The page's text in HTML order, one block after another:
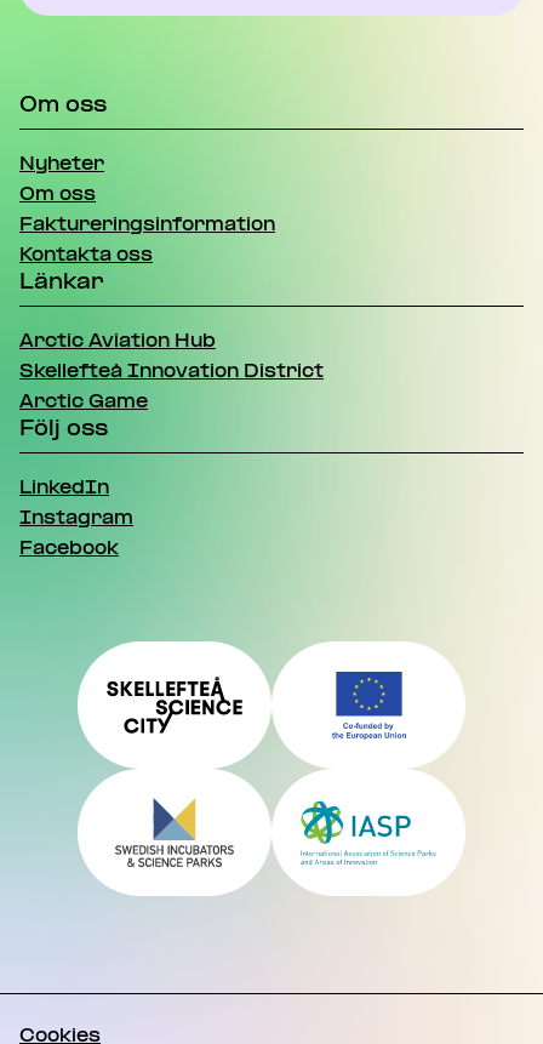
Om oss
Nyheter
Om oss
Faktureringsinformation
Kontakta oss
Länkar
Arctic Aviation Hub
Skellefteå Innovation District
Arctic Game
Följ oss
LinkedIn
Instagram
Facebook
Cookies